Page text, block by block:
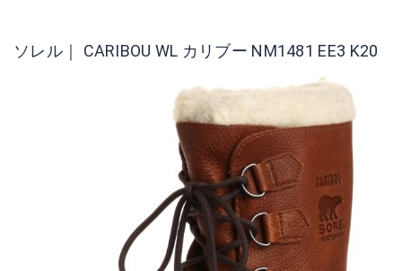
ソレル｜ CARIBOU WL カリブー NM1481 EE3 K20